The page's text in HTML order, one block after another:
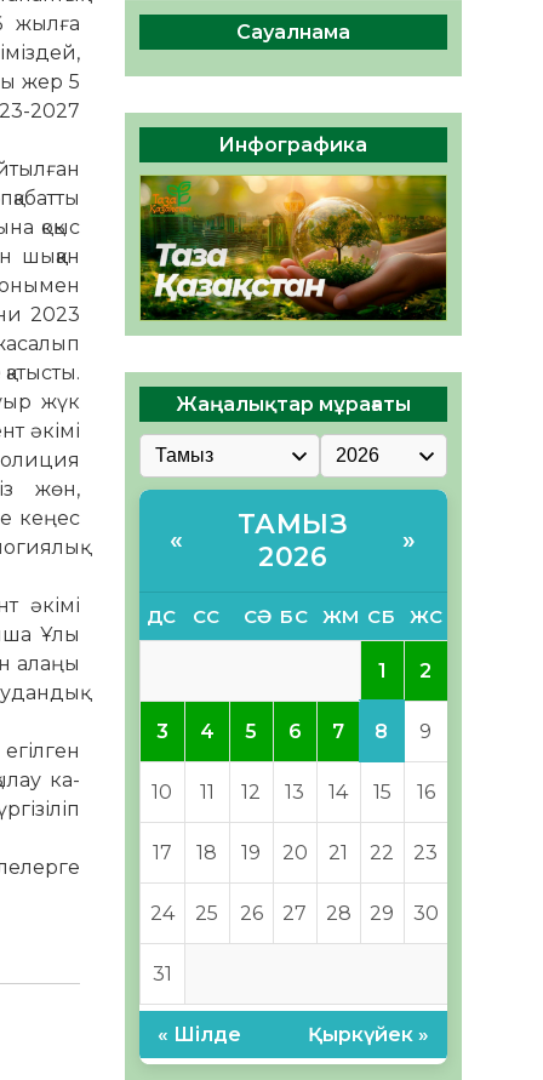
жылға
жер 5
2027
қоқыс
2023
жүк
әкімі
жөн,
кеңес
әкімі
Ұлы
алаңы
ка­
Руслан Рүстемұлы облыс
әкімінің кеңесшісі болып
тағайындалды
05.08.2026
42 0
Сауалнама
Инфографика
Жаңалықтар мұрағаты
«
ТАМЫЗ
2026
»
ДС СС СӘ БС ЖМ СБ ЖС
1 2
3 4 5 6 7 8 9
10 11 12 13 14 15 16
17 18 19 20 21 22 23
24 25 26 27 28 29 30
31
« Шілде Қыркүйек »